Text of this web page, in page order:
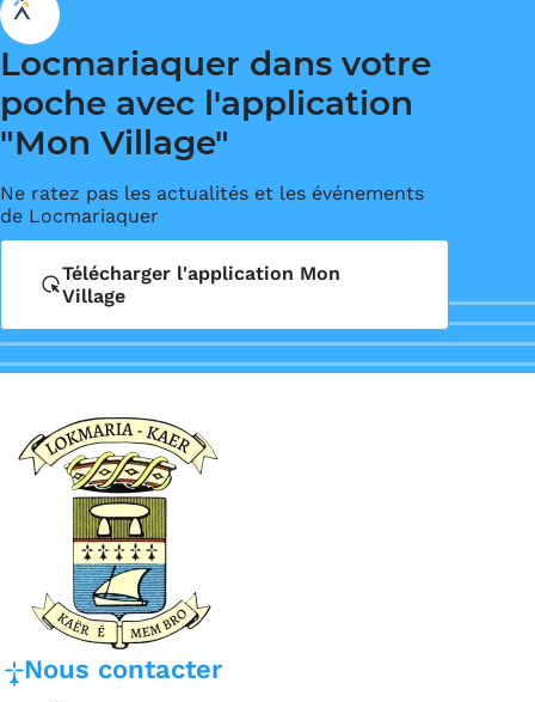
Locmariaquer dans votre
poche avec l'application
"Mon Village"
Ne ratez pas les actualités et les événements
de Locmariaquer
Télécharger l'application Mon
Village
Coordonnées et horaires d'ouverture de la mairie
Adresse, téléphone et e-mail
Nous contacter